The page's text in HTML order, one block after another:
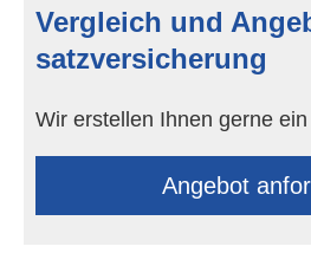
Vergleich und
satz­ver­si­che­rung
Wir erstellen Ihnen gerne
An­ge­bot